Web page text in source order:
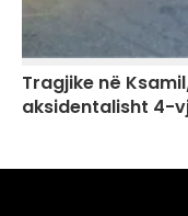
Tragjike në
aksidentalisht 4-